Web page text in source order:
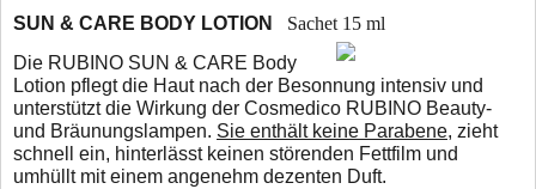
SUN & CARE BODY LOTION
Sachet 15 ml
Die RUBINO SUN & CARE Body
Lotion pflegt die Haut nach der Besonnung intensiv und
unterstützt die Wirkung der Cosmedico RUBINO Beauty-
und Bräunungslampen. Sie enthält keine Parabene, zieht
schnell ein, hinterlässt keinen störenden Fettfilm und
umhüllt mit einem angenehm dezenten Duft.